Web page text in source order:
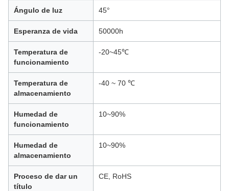
Ángulo de luz 45°
Esperanza de vida 50000h
Temperatura de
funcionamiento
-20~45℃
Temperatura de
almacenamiento
-40 ~ 70 ℃
Humedad de
funcionamiento
10~90%
Humedad de
almacenamiento
10~90%
Proceso de dar un
título
CE, RoHS